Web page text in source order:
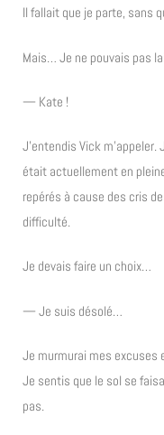
Il fallait que je parte, sans
Mais… Je ne pouvais pas
— Kate !
J’entendis Vick
était actuellement en
repérés à cause des cris
difficulté.
Je devais faire un choix…
— Je suis désolé…
Je murmurai mes excuses
Je sentis que le sol se
pas.